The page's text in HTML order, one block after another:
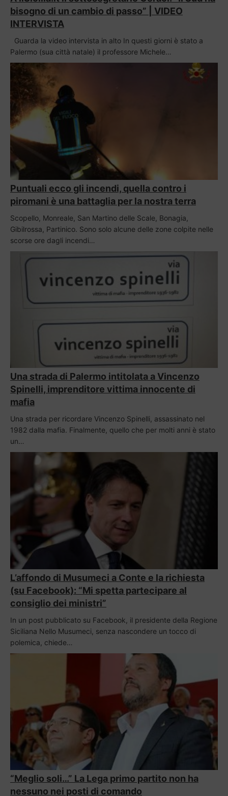
bisogno di un cambio di passo” | VIDEO
INTERVISTA
Guarda la video intervista in alto In questi giorni è stato a
Palermo (sua città natale) il professore Michele…
Puntuali ecco gli incendi, quella contro i
piromani è una battaglia per la nostra terra
Scopello, Monreale, San Martino delle Scale, Bonagia,
Gibilrossa, Partinico. Sono solo alcune delle zone colpite nelle
scorse ore dagli incendi…
Una strada di Palermo intitolata a Vincenzo
Spinelli, imprenditore vittima innocente di
mafia
Una strada per ricordare Vincenzo Spinelli, assassinato nel
1982 dalla mafia. Finalmente, quello che per molti anni è stato
un…
L’affondo di Musumeci a Conte e la richiesta
(su Facebook): “Mi spetta partecipare al
consiglio dei ministri”
In un post pubblicato su Facebook, il presidente della Regione
Siciliana Nello Musumeci, senza nascondere un tocco di
polemica, chiede…
“Meglio soli…” La Lega primo partito non ha
nessuno nei posti di comando